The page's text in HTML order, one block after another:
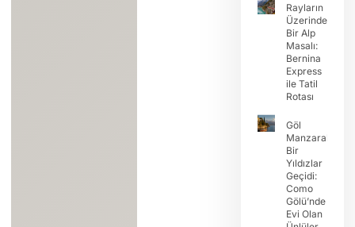
Rayların
Üzerinde
Bir Alp
Masalı:
Bernina
Express
ile Tatil
Rotası
Göl
Manzaralı
Bir
Yıldızlar
Geçidi:
Como
Gölü’nde
Evi Olan